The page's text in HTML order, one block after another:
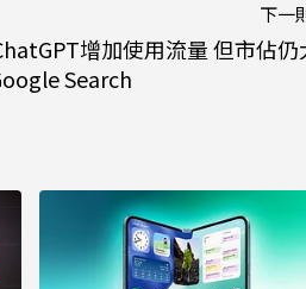
下一
增加使用流量 但市佔仍
Search